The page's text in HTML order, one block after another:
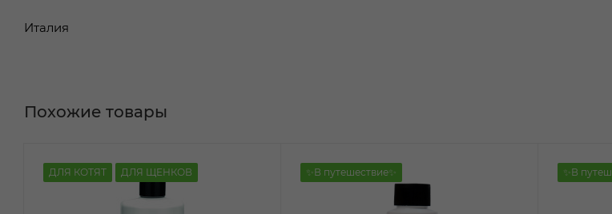
Италия
ДЛЯ КОТЯТ ДЛЯ ЩЕНКОВ ✨В путешествие✨ ✨В
Похожие товары